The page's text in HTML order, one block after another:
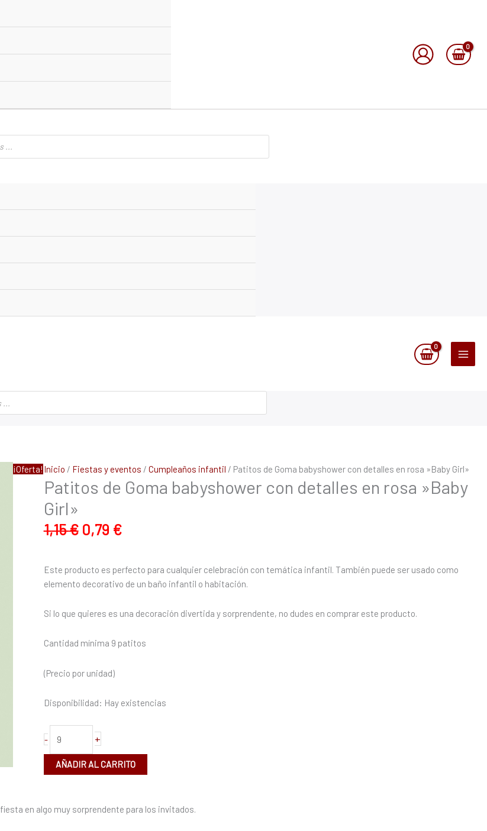
¡Oferta! Inicio / Fiestas y eventos / Cumpleaños infantil / Patitos de Goma babyshower con detalles en rosa »Baby Girl»
Patitos de Goma babyshower con detalles en rosa »Baby
Girl»
1,15€
El
precio
original
1,15 €.
0,79 €
El
precio
actual
0,79 €.
Este producto es perfecto para cualquier celebración con temática infantil. También puede ser usado como
elemento decorativo de un baño infantil o habitación.
Si lo que quieres es una decoración divertida y sorprendente, no dudes en comprar este producto.
Cantidad mínima 9 patitos
(Precio por unidad)
Disponibilidad: Hay existencias
-
Patitos
de
Goma
babyshower
con
detalles
rosa
''Baby
cantidad
+
AÑADIR AL CARRITO
en algo muy sorprendente para los invitados.